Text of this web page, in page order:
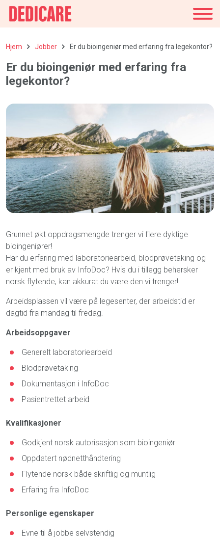
Hjem Jobber Er du bioingeniør med erfaring fra legekontor?
Er du bioingeniør med erfaring fra
legekontor?
Grunnet økt oppdragsmengde trenger vi flere dyktige
bioingeniører!
Har du erfaring med laboratoriearbeid, blodprøvetaking og
er kjent med bruk av InfoDoc? Hvis du i tillegg behersker
norsk flytende, kan akkurat du være den vi trenger!
Arbeidsplassen vil være på legesenter, der arbeidstid er
dagtid fra mandag til fredag.
Arbeidsoppgaver
Generelt laboratoriearbeid
Blodprøvetaking
Dokumentasjon i InfoDoc
Pasientrettet arbeid
Kvalifikasjoner
Godkjent norsk autorisasjon som bioingeniør
Oppdatert nødnetthåndtering
Flytende norsk både skriftlig og muntlig
Erfaring fra InfoDoc
Personlige egenskaper
Evne til å jobbe selvstendig